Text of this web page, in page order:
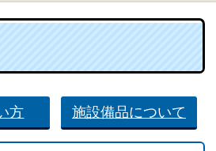
方 施設備品について